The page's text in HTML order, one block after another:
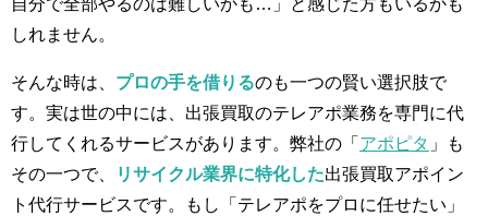
自分で全部やるのは難しいかも…」と感じた方もいるかも
しれません。
そんな時は、 プロの手を借りるのも一つの賢い選択肢で
す。実は世の中には、出張買取のテレアポ業務を専門に代
行してくれるサービスがあります。弊社の「 アポピタ 」も
その一つで、
リサイクル業界に特化した出張買取アポイン
ト代行サービスです。もし「テレアポをプロに任せたい」